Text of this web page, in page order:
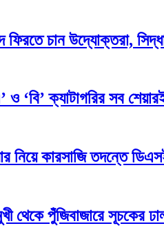
ফিরতে চান উদ্যোক্তরা,
‘বি’ ক্যাটাগরির সব শেয়ারই
নিয়ে কারসাজি তদন্তে
থেকে পুঁজিবাজারে সূচকের